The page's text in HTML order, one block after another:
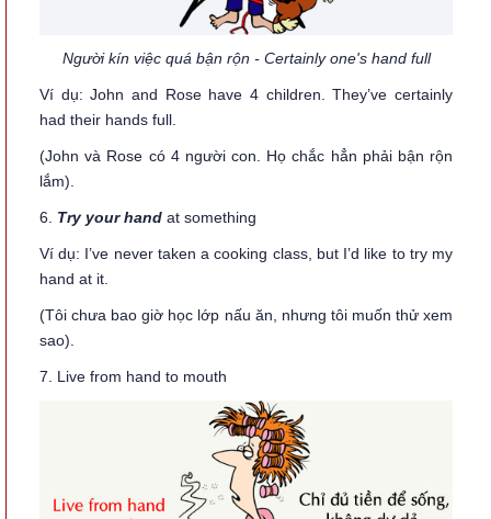
Người kín việc quá bận rộn - Certainly one's hand full
Ví dụ: John and Rose have 4 children. They’ve certainly
had their hands full.
(John và Rose có 4 người con. Họ chắc hẳn phải bận rộn
lắm).
6. Try your hand at something
Ví dụ: I’ve never taken a cooking class, but I’d like to try my
hand at it.
(Tôi chưa bao giờ học lớp nấu ăn, nhưng tôi muốn thử xem
sao).
7. Live from hand to mouth